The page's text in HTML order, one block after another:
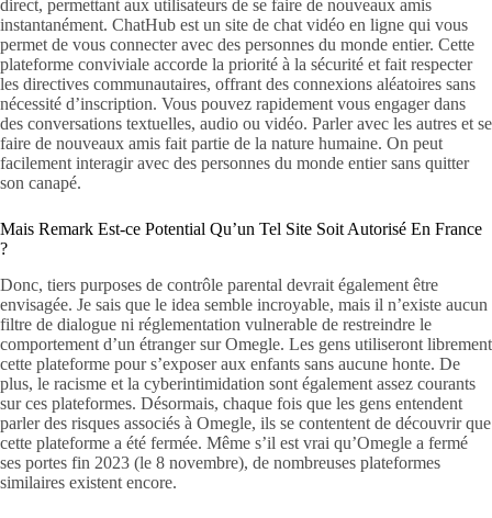
direct, permettant aux utilisateurs de se faire de nouveaux amis
instantanément. ChatHub est un site de chat vidéo en ligne qui vous
permet de vous connecter avec des personnes du monde entier. Cette
plateforme conviviale accorde la priorité à la sécurité et fait respecter
les directives communautaires, offrant des connexions aléatoires sans
nécessité d’inscription. Vous pouvez rapidement vous engager dans
des conversations textuelles, audio ou vidéo. Parler avec les autres et se
faire de nouveaux amis fait partie de la nature humaine. On peut
facilement interagir avec des personnes du monde entier sans quitter
son canapé.
Mais Remark Est-ce Potential Qu’un Tel Site Soit Autorisé En France
?
Donc, tiers purposes de contrôle parental devrait également être
envisagée. Je sais que le idea semble incroyable, mais il n’existe aucun
filtre de dialogue ni réglementation vulnerable de restreindre le
comportement d’un étranger sur Omegle. Les gens utiliseront librement
cette plateforme pour s’exposer aux enfants sans aucune honte. De
plus, le racisme et la cyberintimidation sont également assez courants
sur ces plateformes. Désormais, chaque fois que les gens entendent
parler des risques associés à Omegle, ils se contentent de découvrir que
cette plateforme a été fermée. Même s’il est vrai qu’Omegle a fermé
ses portes fin 2023 (le 8 novembre), de nombreuses plateformes
similaires existent encore.